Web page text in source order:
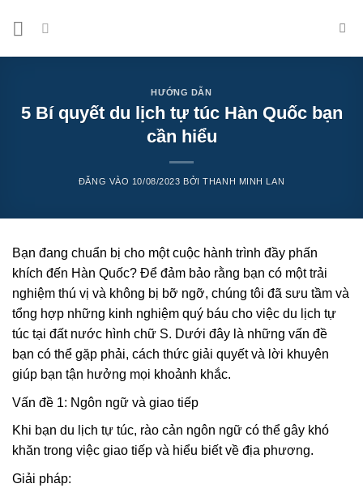
HƯỚNG DẪN
5 Bí quyết du lịch tự túc Hàn Quốc bạn
cần hiểu
ĐĂNG VÀO 10/08/2023 BỞITHANH MINH LAN
Bạn đang chuẩn bị cho một cuộc hành trình đầy phấn
khích đến Hàn Quốc? Để đảm bảo rằng bạn có một trải
nghiệm thú vị và không bị bỡ ngỡ, chúng tôi đã sưu tầm và
tổng hợp những kinh nghiệm quý báu cho việc du lịch tự
túc tại đất nước hình chữ S. Dưới đây là những vấn đề
bạn có thể gặp phải, cách thức giải quyết và lời khuyên
giúp bạn tận hưởng mọi khoảnh khắc.
Vấn đề 1: Ngôn ngữ và giao tiếp
Khi bạn du lịch tự túc, rào cản ngôn ngữ có thể gây khó
khăn trong việc giao tiếp và hiểu biết về địa phương.
Giải pháp: